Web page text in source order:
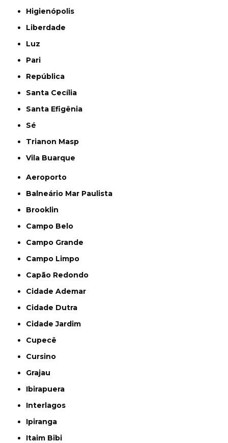
Higienópolis
Liberdade
Luz
Pari
República
Santa Cecília
Santa Efigênia
Sé
Trianon Masp
Vila Buarque
Aeroporto
Balneário Mar Paulista
Brooklin
Campo Belo
Campo Grande
Campo Limpo
Capão Redondo
Cidade Ademar
Cidade Dutra
Cidade Jardim
Cupecê
Cursino
Grajau
Ibirapuera
Interlagos
Ipiranga
Itaim Bibi